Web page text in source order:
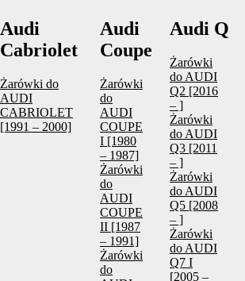
Audi
Cabriolet
Żarówki do
AUDI
CABRIOLET
[1991 – 2000]
Audi
Coupe
Żarówki
do
AUDI
COUPE
I [1980
– 1987]
Żarówki
do
AUDI
COUPE
II [1987
– 1991]
Żarówki
do
Audi Q
Żarówki
do AUDI
Q2 [2016
– ]
Żarówki
do AUDI
Q3 [2011
– ]
Żarówki
do AUDI
Q5 [2008
– ]
Żarówki
do AUDI
Q7 I
[2005 –